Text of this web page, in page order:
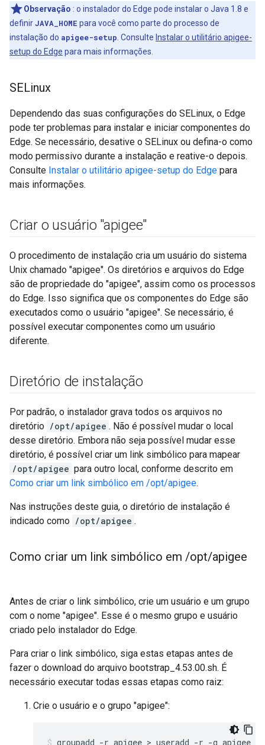
Observação : o instalador do Edge pode instalar o Java 1.8 e
definirJAVA_HOME para você como parte do processo de
instalação do apigee-setup . Consulte Instalar o utilitário apigee-
setup do Edge para mais informações.
SELinux
Dependendo das suas configurações do SELinux, o Edge
pode ter problemas para instalar e iniciar componentes do
Edge. Se necessário, desative o SELinux ou defina-o como
modo permissivo durante a instalação e reative-o depois.
Consulte Instalar o utilitário apigee-setup do Edge para
mais informações.
Criar o usuário "apigee"
O procedimento de instalação cria um usuário do sistema
Unix chamado "apigee". Os diretórios e arquivos do Edge
são de propriedade do "apigee", assim como os processos
do Edge. Isso significa que os componentes do Edge são
executados como o usuário "apigee". Se necessário, é
possível executar componentes como um usuário
diferente.
Diretório de instalação
Por padrão, o instalador grava todos os arquivos no
diretório /opt/apigee . Não é possível mudar o local
desse diretório. Embora não seja possível mudar esse
diretório, é possível criar um link simbólico para mapear
/opt/apigee para outro local, conforme descrito em
Como criar um link simbólico em /opt/apigee.
Nas instruções deste guia, o diretório de instalação é
indicado como /opt/apigee .
Como criar um link simbólico em /opt/apigee
Antes de criar o link simbólico, crie um usuário e um grupo
com o nome "apigee". Esse é o mesmo grupo e usuário
criado pelo instalador do Edge.
Para criar o link simbólico, siga estas etapas antes de
fazer o download do arquivo bootstrap_4.53.00.sh. É
necessário executar todas essas etapas como raiz:
Crie o usuário e o grupo "apigee":
groupadd -r apigee > useradd -r -g apigee